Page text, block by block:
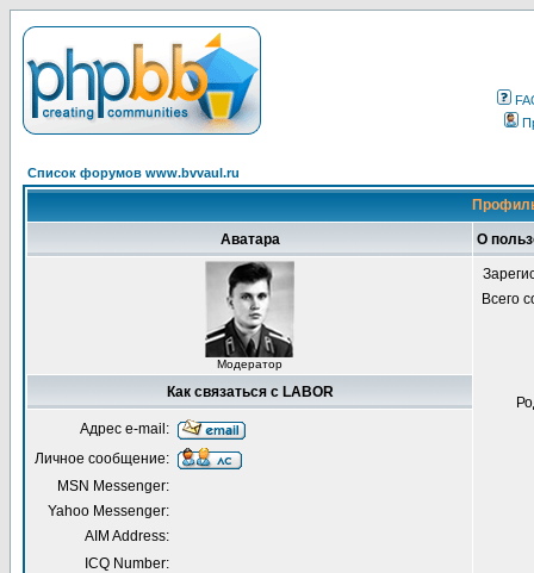
Список форумов www.bvvaul.ru
Аватара О
Модератор
Всего
Как связаться с LABOR
Адрес e-mail:
Личное сообщение:
MSN Messenger:
Yahoo Messenger:
AIM Address:
ICQ Number: